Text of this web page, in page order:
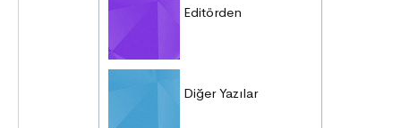
Editörden
Diğer Yazılar